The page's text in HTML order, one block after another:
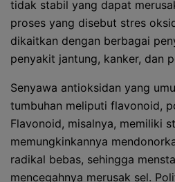
tidak stabil yang dapat
proses yang disebut stres
dikaitkan dengan berbagai
penyakit jantung, kanker, dan
Senyawa antioksidan yang
tumbuhan meliputi flavonoid,
Flavonoid, misalnya, memiliki
memungkinkannya
radikal bebas, sehingga
mencegahnya merusak sel.